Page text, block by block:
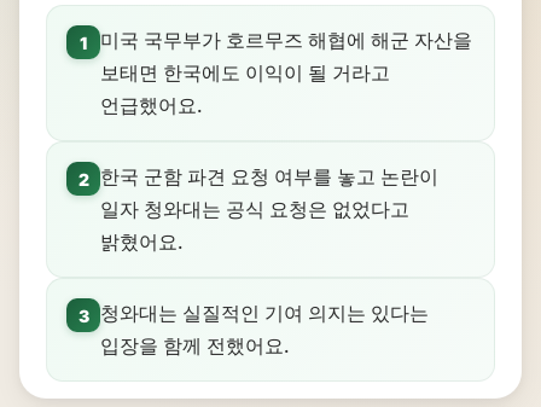
1
미국 국무부가 호르무즈 해협에 해군 자산을
보태면 한국에도 이익이 될 거라고
언급했어요.
2
한국 군함 파견 요청 여부를 놓고 논란이
일자 청와대는 공식 요청은 없었다고
밝혔어요.
3
청와대는 실질적인 기여 의지는 있다는
입장을 함께 전했어요.